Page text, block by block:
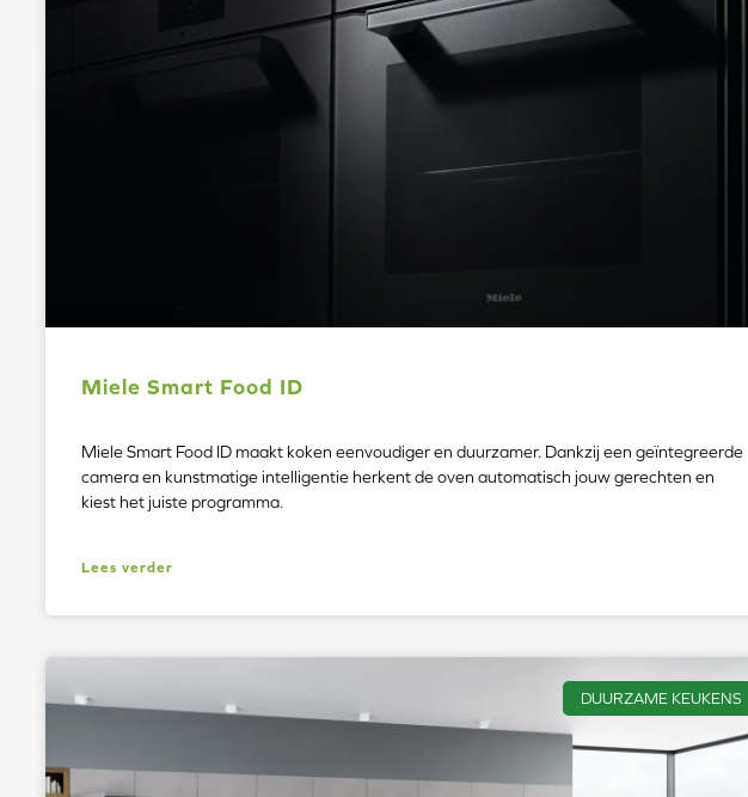
Miele Smart Food ID
Miele Smart Food ID maakt koken eenvoudiger en duurzamer. Dankzij een geïntegreerde
camera en kunstmatige intelligentie herkent de oven automatisch jouw gerechten en
kiest het juiste programma.
Lees verder
DUURZAME KEUKENS